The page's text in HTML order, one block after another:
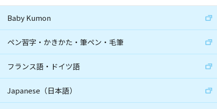
Baby Kumon
ペン習字・かきかた・筆ペン・毛筆
フランス語・ドイツ語
Japanese（日本語）